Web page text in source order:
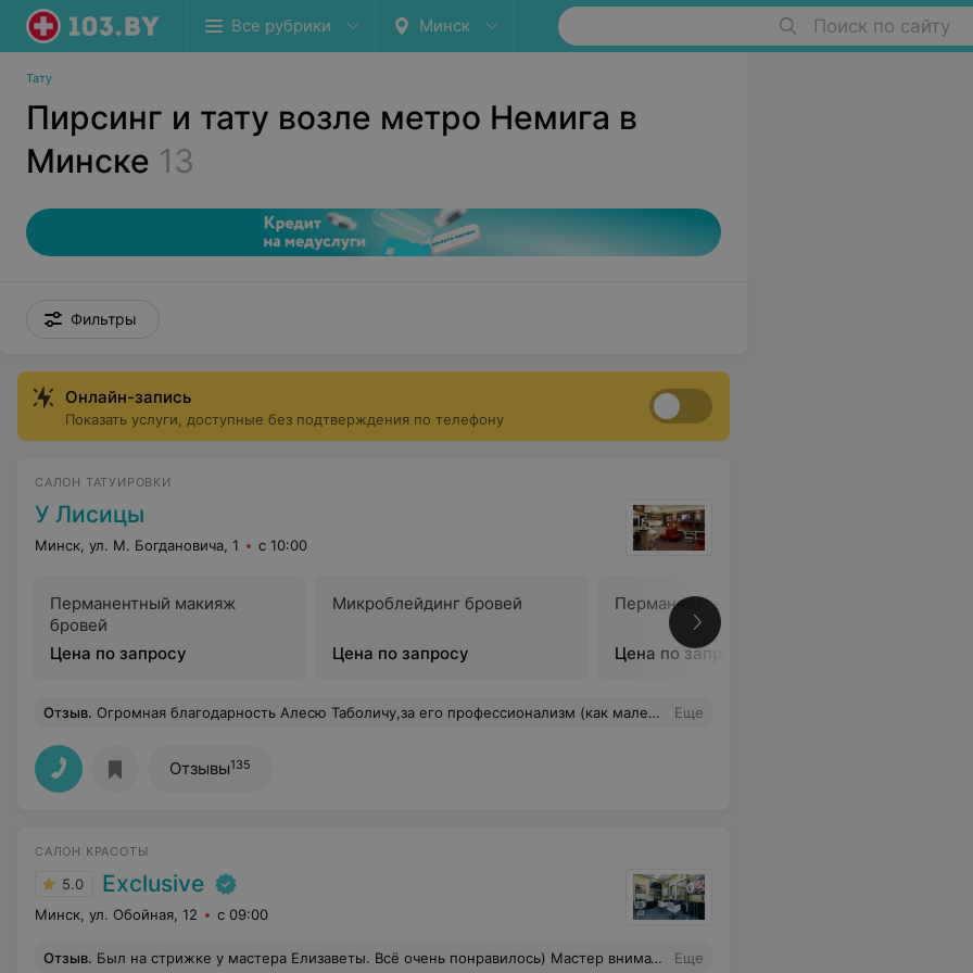
Все рубрики Минск Поиск по сайту
Тату
Пирсинг и тату возле метро Немига в
Минске 13
Фильтры
Онлайн-запись
Показать услуги, доступные без подтверждения по телефону
САЛОН ТАТУИРОВКИ
У Лисицы
Минск, ул. М. Богдановича, 1 с 10:00
Перманентный макияж
бровей
Цена по запросу
Микроблейдинг бровей
Цена по запросу
Перманентный макияж губ
Цена по запросу
Отзыв. Огромная благодарность Алесю Таболичу,за его профессионализм (как маленькому ребенку, разложил по полочкам все нюансы по ему эскизу. Что подойдет по моему формату,а что будет растекаться..А главное за его легкую руку,давно хотела сделать тату,но боялась....подсознательно думала,что очень больно. Алесь,своей техникой, переубедил с первого прикосновения машинкой. Еще
Отзывы135
САЛОН КРАСОТЫ
5.0 Exclusive
Минск, ул. Обойная, 12 с 09:00
Отзыв. Был на стрижке у мастера Елизаветы. Всё очень понравилось) Мастер внимательно подходит к своей работе,выслушивает пожелания клиента. Также предлагает свои варианты. Большое спасибо мастеру! Еще